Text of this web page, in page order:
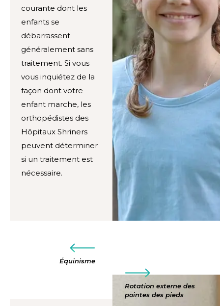
courante dont les
enfants se
débarrassent
généralement sans
traitement. Si vous
vous inquiétez de la
façon dont votre
enfant marche, les
orthopédistes des
Hôpitaux Shriners
peuvent déterminer
si un traitement est
nécessaire.
Équinisme
Rotation externe des
pointes des pieds